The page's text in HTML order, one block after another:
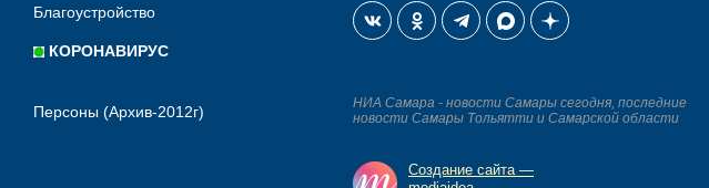
Благоустройство
КОРОНАВИРУС
Персоны (Архив-2012г)
НИА Самара - новости Самары сегодня, последние
новости Самары Тольятти и Самарской области
Создание сайта —